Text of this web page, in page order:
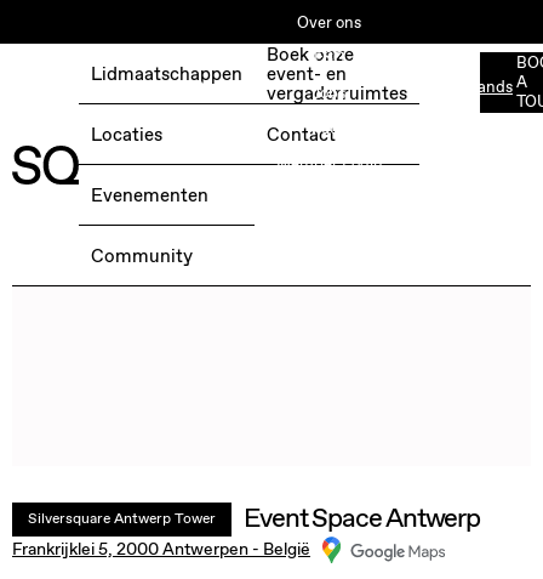
BOEK EEN GRATIS TESTDAG →
Over ons
ESG
Jobs
Media
Member Login
Nederlands
Lidmaatschappen
Locaties
Evenementen
Community
Boek onze
event- en
vergaderruimtes
Contact
A
Silversquare Antwerp Tower Event Space Antwerp
Frankrijklei 5, 2000 Antwerpen - België